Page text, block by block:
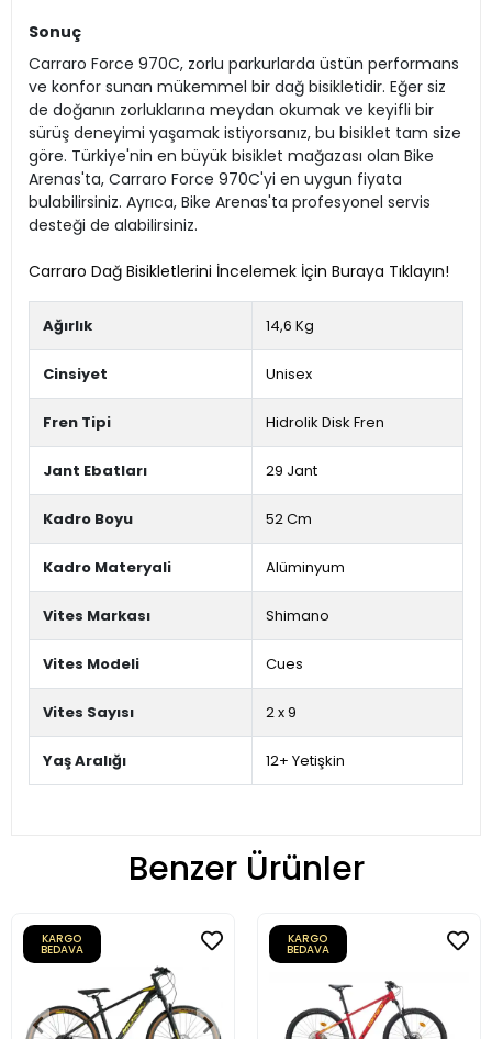
Sonuç
Carraro Force 970C, zorlu parkurlarda üstün performans
ve konfor sunan mükemmel bir dağ bisikletidir. Eğer siz
de doğanın zorluklarına meydan okumak ve keyifli bir
sürüş deneyimi yaşamak istiyorsanız, bu bisiklet tam size
göre. Türkiye'nin en büyük bisiklet mağazası olan Bike
Arenas'ta, Carraro Force 970C'yi en uygun fiyata
bulabilirsiniz. Ayrıca, Bike Arenas'ta profesyonel servis
desteği de alabilirsiniz.
Carraro Dağ Bisikletlerini İncelemek İçin Buraya Tıklayın!
Ağırlık 14,6 Kg
Cinsiyet Unisex
Fren Tipi Hidrolik Disk Fren
Jant Ebatları 29 Jant
Kadro Boyu 52 Cm
Kadro Materyali Alüminyum
Vites Markası Shimano
Vites Modeli Cues
Vites Sayısı 2 x 9
Yaş Aralığı 12+ Yetişkin
Benzer Ürünler
KARGO
BEDAVA
KARGO
BEDAVA